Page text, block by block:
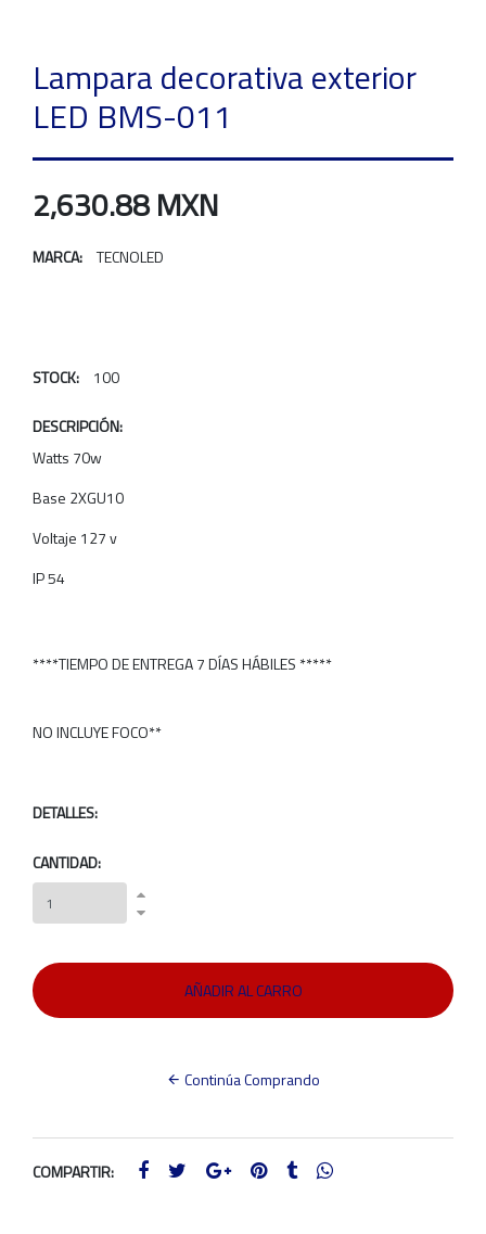
Lampara decorativa exterior
LED BMS-011
2,630.88 MXN
MARCA: TECNOLED
STOCK: 100
DESCRIPCIÓN:
Watts 70w
Base 2XGU10
Voltaje 127 v
IP 54
****TIEMPO DE ENTREGA 7 DÍAS HÁBILES *****
NO INCLUYE FOCO**
DETALLES:
CANTIDAD:
Continúa Comprando
COMPARTIR: